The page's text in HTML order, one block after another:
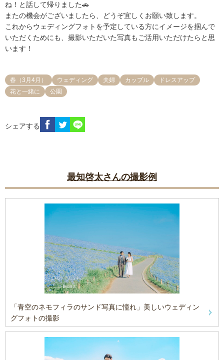
ね！と話して帰りました🚗
またの機会がございましたら、どうぞ宜しくお願い致します。
これからウェディングフォトを予定している方にイメージを掴んで
いただくためにも、撮影いただいた写真もご活用いただけたらと思
います！
春（3月4月） ウェディング 夫婦 カップル
ドレスアップ
花と一緒に
公園
シェアする
最知啓太さんの撮影例
「青空のネモフィラのサンド写真に憧れ」美しいウェディン
グフォトの撮影